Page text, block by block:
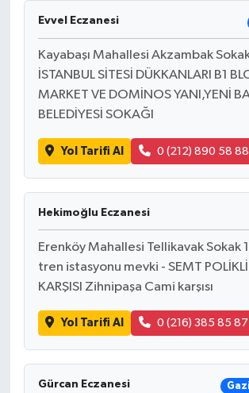
Evvel Eczanesi
Kayabaşı Mahallesi Akzambak Sokak
İSTANBUL SİTESİ DÜKKANLARI B1
MARKET VE DOMİNOS YANI,YENİ
BELEDİYESİ SOKAĞI
Yol Tarifi Al 0 (212) 890 58 88
Hekimoğlu Eczanesi
Erenköy Mahallesi Tellikavak Sokak
tren istasyonu mevki - SEMT
KARŞISI Zihnipaşa Cami karşısı
Yol Tarifi Al 0 (216) 385 85 87
Gürcan Eczanesi